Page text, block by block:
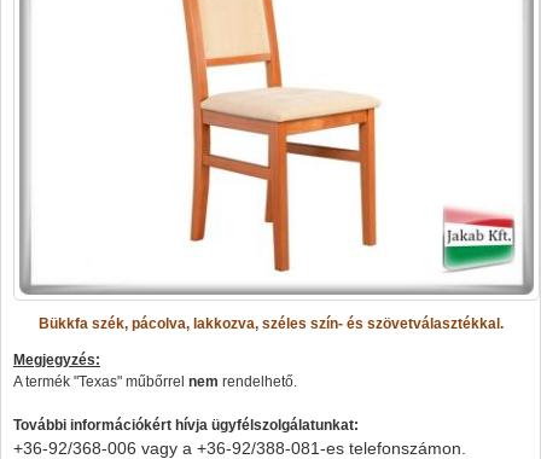
Bükkfa szék, pácolva, lakkozva, széles szín- és szövetválasztékkal.
Megjegyzés:
A termék "Texas" műbőrrel nem rendelhető.
További információkért hívja ügyfélszolgálatunkat:
+36-92/368-006 vagy a +36-92/388-081-es telefonszámon.